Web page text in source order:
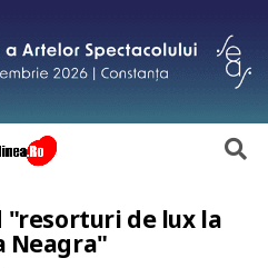
"resorturi de lux la
Neagra"